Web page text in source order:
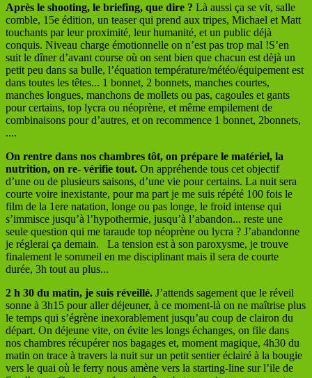
Après le shooting, le briefing, que dire ? Là aussi ça se vit, salle
comble, 15e édition, un teaser qui prend aux tripes, Michael et Matt
touchants par leur proximité, leur humanité, et un public déjà
conquis. Niveau charge émotionnelle on n’est pas trop mal !S’en
suit le dîner d’avant course où on sent bien que chacun est dèjà un
petit peu dans sa bulle, l’équation température/météo/équipement est
dans toutes les têtes... 1 bonnet, 2 bonnets, manches courtes,
manches longues, manchons de mollets ou pas, cagoules et gants
pour certains, top lycra ou néoprène, et même empilement de
combinaisons pour d’autres, et on recommence 1 bonnet, 2bonnets,
....
On rentre dans nos chambres tôt, on prépare le matériel, la
nutrition, on re- vérifie tout. On appréhende tous cet objectif
d’une ou de plusieurs saisons, d’une vie pour certains. La nuit sera
courte voire inexistante, pour ma part je me suis répété 100 fois le
film de la 1ere natation, longe ou pas longe, le froid intense qui
s’immisce jusqu’à l’hypothermie, jusqu’à l’abandon... reste une
seule question qui me taraude top néoprène ou lycra ? J’abandonne
je réglerai ça demain. La tension est à son paroxysme, je trouve
finalement le sommeil en me disciplinant mais il sera de courte
durée, 3h tout au plus...
2 h 30 du matin, je suis réveillé. J’attends sagement que le réveil
sonne à 3h15 pour aller déjeuner, à ce moment-là on ne maîtrise plus
le temps qui s’égrène inexorablement jusqu’au coup de clairon du
départ. On déjeune vite, on évite les longs échanges, on file dans
nos chambres récupérer nos bagages et, moment magique, 4h30 du
matin on trace à travers la nuit sur un petit sentier éclairé à la bougie
vers le quai où le ferry nous amène vers la starting-line sur l’ile de